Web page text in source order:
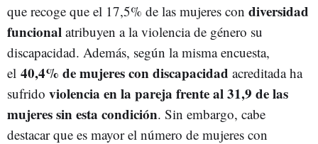
que recoge que el 17,5% de las mujeres con diversidad
funcional atribuyen a la violencia de género su
discapacidad. Además, según la misma encuesta,
el 40,4% de mujeres con discapacidad acreditada ha
sufrido violencia en la pareja frente al 31,9 de las
mujeres sin esta condición. Sin embargo, cabe
destacar que es mayor el número de mujeres con